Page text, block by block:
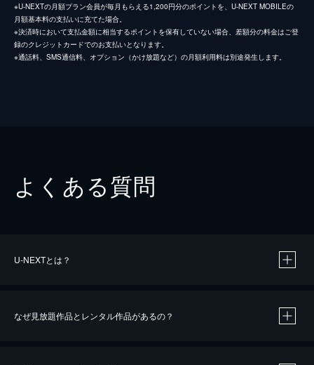
※U-NEXTの月額プラン会員が毎月もらえる1,200円分のポイントを、U-NEXT MOBILEの
月額基本料の支払いに充てた場合。
※決済時において支払金額に相当するポイントを保有していない場合、差額分の料金はご登
録のクレジットカードでのお支払いとなります。
※通話料、SMS通信料、オプション（かけ放題など）の月額利用料は別途発生します。
よくある質問
U-NEXTとは？
なぜ見放題作品とレンタル作品があるの？